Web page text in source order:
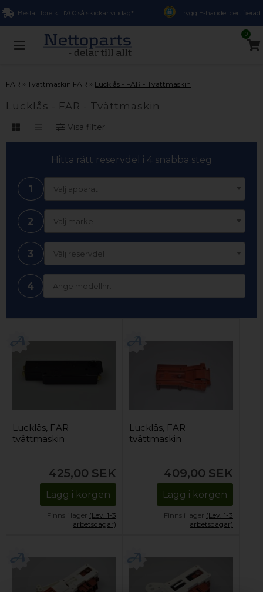
Beställ före kl. 17.00 så skickar vi idag* Trygg E-handel certifierad
0
FAR » Tvättmaskin FAR » Lucklås - FAR - Tvättmaskin
Lucklås - FAR - Tvättmaskin
Visa filter
Hitta rätt reservdel i 4 snabba steg
1 Välj apparat
2 Välj märke
3 Välj reservdel
4
Lucklås, FAR
tvättmaskin
425,00 SEK
Lägg i korgen
Finns i lager (Lev. 1-3
arbetsdagar)
Lucklås, FAR
tvättmaskin
409,00 SEK
Lägg i korgen
Finns i lager (Lev. 1-3
arbetsdagar)